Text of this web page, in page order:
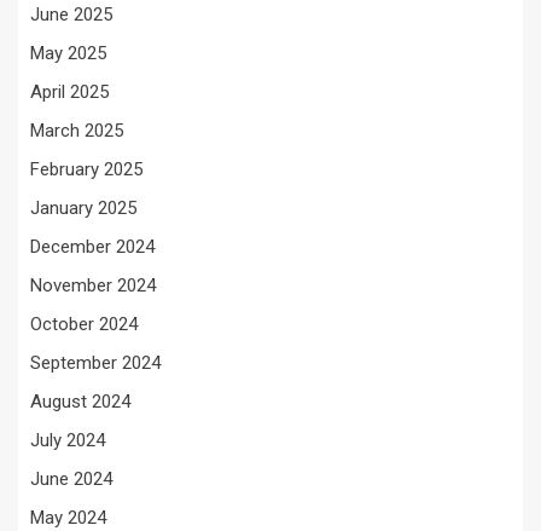
June 2025
May 2025
April 2025
March 2025
February 2025
January 2025
December 2024
November 2024
October 2024
September 2024
August 2024
July 2024
June 2024
May 2024